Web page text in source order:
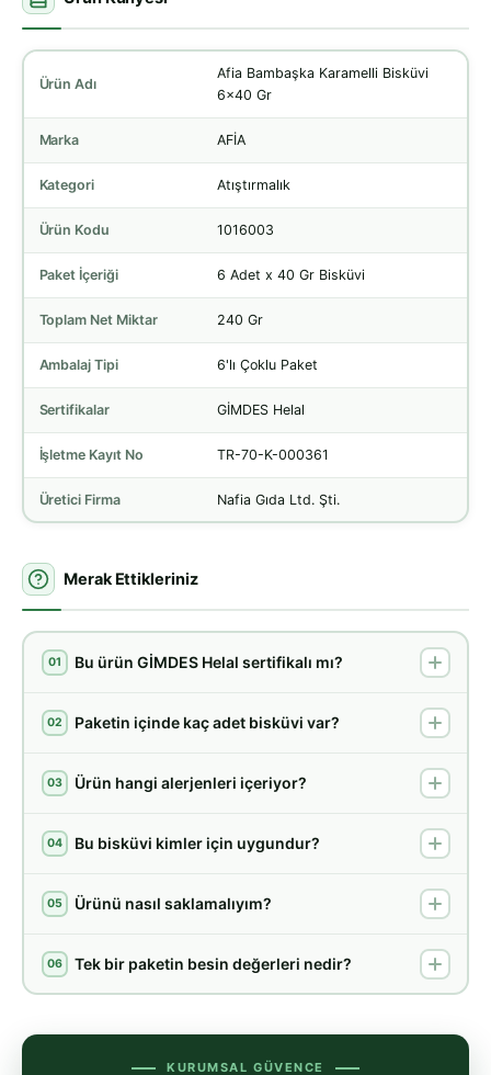
Ürün Adı
Afia Bambaşka Karamelli Bisküvi
6x40 Gr
Marka AFİA
Kategori Atıştırmalık
Ürün Kodu 1016003
Paket İçeriği 6 Adet x 40 Gr Bisküvi
Toplam Net Miktar 240 Gr
Ambalaj Tipi 6'lı Çoklu Paket
Sertifikalar GİMDES Helal
İşletme Kayıt No TR-70-K-000361
Üretici Firma Nafia Gıda Ltd. Şti.
Merak Ettikleriniz
01 Bu ürün GİMDES Helal sertifikalı mı?
02 Paketin içinde kaç adet bisküvi var?
03 Ürün hangi alerjenleri içeriyor?
04 Bu bisküvi kimler için uygundur?
05 Ürünü nasıl saklamalıyım?
06 Tek bir paketin besin değerleri nedir?
KURUMSAL GÜVENCE